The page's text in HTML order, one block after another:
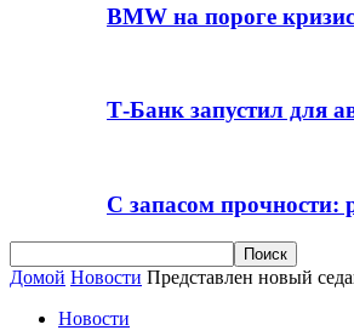
BMW на пороге
Т-Банк запустил для
С запасом прочности:
Домой Новости Представлен новый
Новости